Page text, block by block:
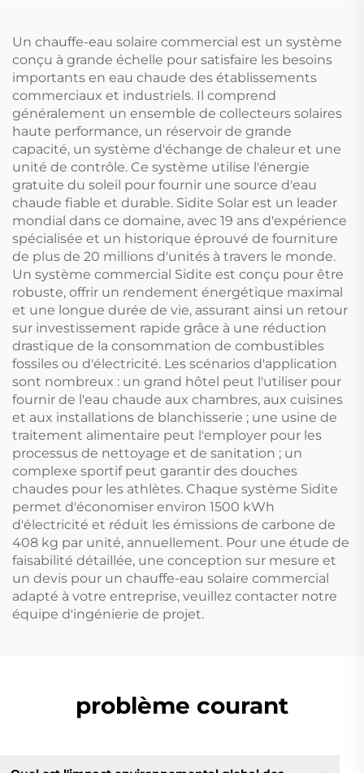
Certification UL94 V-0
Un chauffe-eau solaire commercial est un système
conçu à grande échelle pour satisfaire les besoins
importants en eau chaude des établissements
commerciaux et industriels. Il comprend
généralement un ensemble de collecteurs solaires
haute performance, un réservoir de grande
capacité, un système d'échange de chaleur et une
unité de contrôle. Ce système utilise l'énergie
gratuite du soleil pour fournir une source d'eau
chaude fiable et durable. Sidite Solar est un leader
mondial dans ce domaine, avec 19 ans d'expérience
spécialisée et un historique éprouvé de fourniture
de plus de 20 millions d'unités à travers le monde.
Un système commercial Sidite est conçu pour être
robuste, offrir un rendement énergétique maximal
et une longue durée de vie, assurant ainsi un retour
sur investissement rapide grâce à une réduction
drastique de la consommation de combustibles
fossiles ou d'électricité. Les scénarios d'application
sont nombreux : un grand hôtel peut l'utiliser pour
fournir de l'eau chaude aux chambres, aux cuisines
et aux installations de blanchisserie ; une usine de
traitement alimentaire peut l'employer pour les
processus de nettoyage et de sanitation ; un
complexe sportif peut garantir des douches
chaudes pour les athlètes. Chaque système Sidite
permet d'économiser environ 1500 kWh
d'électricité et réduit les émissions de carbone de
408 kg par unité, annuellement. Pour une étude de
faisabilité détaillée, une conception sur mesure et
un devis pour un chauffe-eau solaire commercial
adapté à votre entreprise, veuillez contacter notre
équipe d'ingénierie de projet.
problème courant